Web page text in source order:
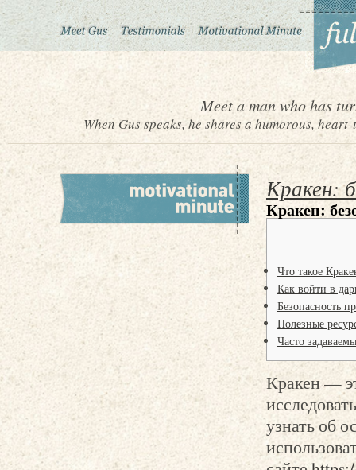
Meet a man who has
When Gus speaks, he shares a humorous,
Кракен:
Кракен:
Что такое
Как войти в
Безопасность
Полезные
Часто
Кракен —
узнать об